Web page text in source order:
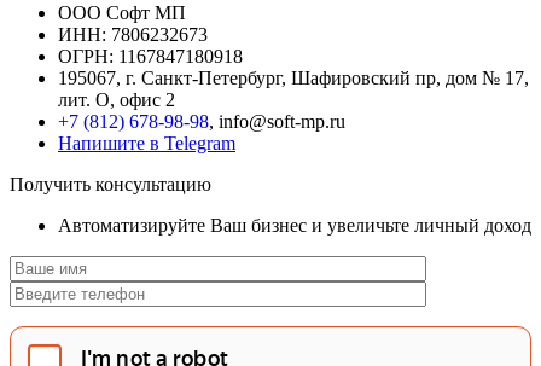
ООО Софт МП
ИНН: 7806232673
ОГРН: 1167847180918
195067, г. Санкт-Петербург, Шафировский пр, дом № 17,
лит. О, офис 2
+7 (812) 678-98-98, info@soft-mp.ru
Напишите в Telegram
Получить консультацию
Автоматизируйте Ваш бизнес и увеличьте личный доход